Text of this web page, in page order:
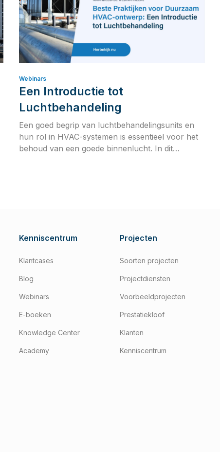
Webinars
Een Introductie tot
Luchtbehandeling
Een goed begrip van luchtbehandelingsunits en
hun rol in HVAC-systemen is essentieel voor het
behoud van een goede binnenlucht. In dit
Kenniscentrum
Klantcases
Blog
Webinars
E-boeken
Knowledge Center
Academy
Projecten
Soorten projecten
Projectdiensten
Voorbeeldprojecten
Prestatiekloof
Klanten
Kenniscentrum